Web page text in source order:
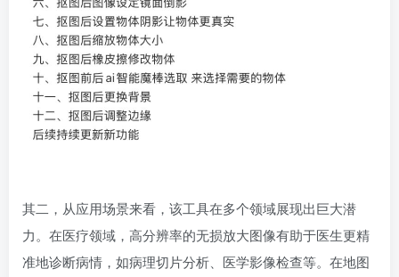
其二，从应用场景来看，该工具在多个领域展现出巨大潜
力。在医疗领域，高分辨率的无损放大图像有助于医生更精
准地诊断病情，如病理切片分析、医学影像检查等。在地图